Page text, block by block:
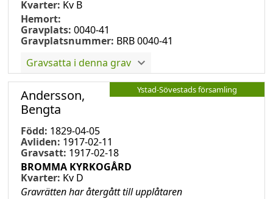
Kvarter: Kv B
Hemort:
Gravplats: 0040-41
Gravplatsnummer: BRB 0040-41
Gravsatta i denna grav
Ystad-Sövestads församling
Andersson,
Bengta
Född: 1829-04-05
Avliden: 1917-02-11
Gravsatt: 1917-02-18
BROMMA KYRKOGÅRD
Kvarter: Kv D
Gravrätten har återgått till upplåtaren